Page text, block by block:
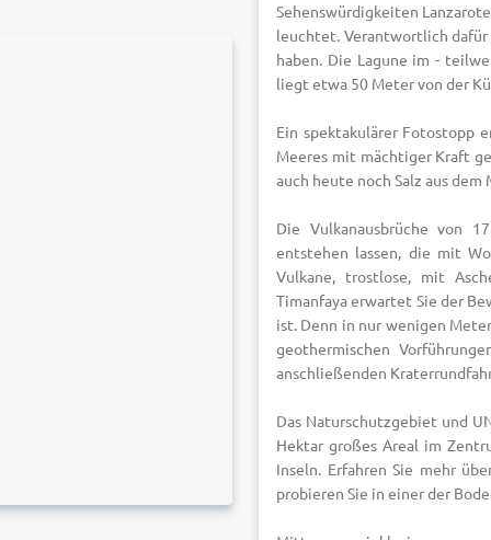
Sehenswürdigkeiten
leuchtet. Verantwortlich dafür
haben. Die Lagune im -
liegt etwa 50 Meter von der
Ein spektakulärer Fotostopp
Meeres mit mächtiger Kraft
auch heute noch Salz aus dem
Die Vulkanausbrüche von
entstehen lassen, die mit
Vulkane, trostlose, mit
Timanfaya erwartet Sie der
ist. Denn in nur wenigen
geothermischen
anschließenden
Das Naturschutzgebiet und
Hektar großes Areal im
Inseln. Erfahren Sie mehr
probieren Sie in einer der